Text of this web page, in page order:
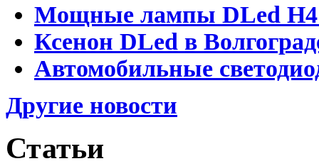
Мощные лампы DLed H4
Ксенон DLed в
Автомобильные
Другие новости
Статьи